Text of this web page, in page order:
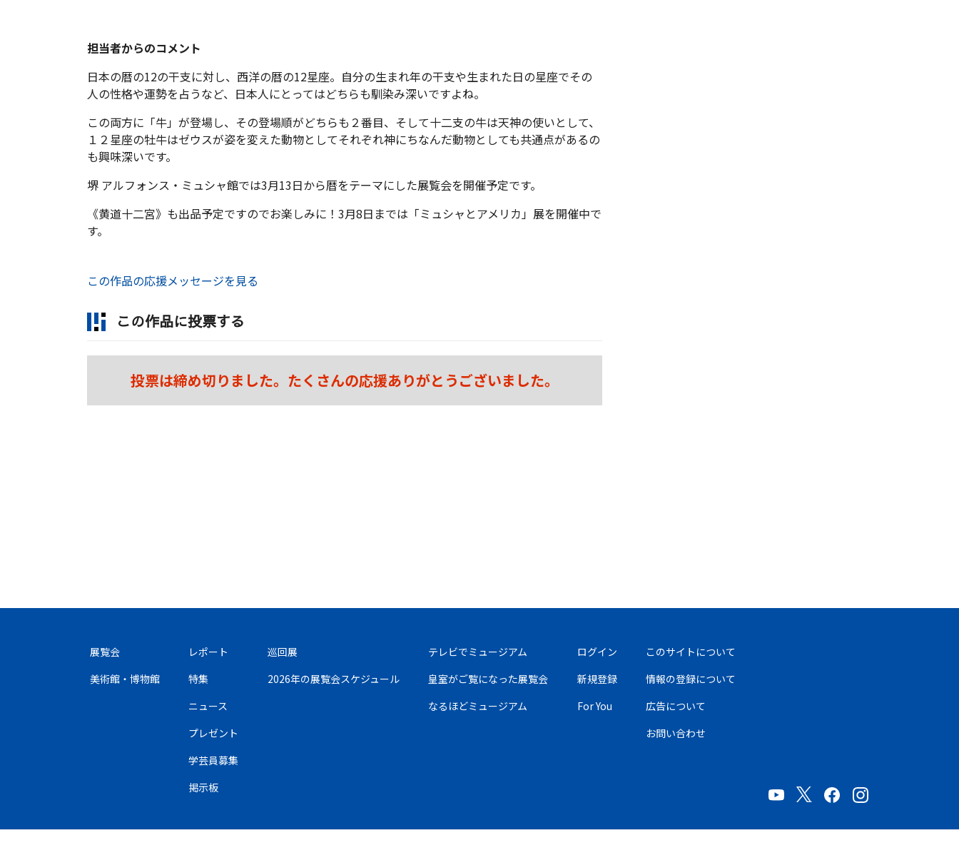
担当者からのコメント
日本の暦の12の干支に対し、西洋の暦の12星座。自分の生まれ年の干支や生まれた日の星座でその
人の性格や運勢を占うなど、日本人にとってはどちらも馴染み深いですよね。
この両方に「牛」が登場し、その登場順がどちらも２番目、そして十二支の牛は天神の使いとして、
１２星座の牡牛はゼウスが姿を変えた動物としてそれぞれ神にちなんだ動物としても共通点があるの
も興味深いです。
堺 アルフォンス・ミュシャ館では3月13日から暦をテーマにした展覧会を開催予定です。
《黄道十二宮》も出品予定ですのでお楽しみに！3月8日までは「ミュシャとアメリカ」展を開催中で
す。
この作品の応援メッセージを見る
この作品に投票する
投票は締め切りました。たくさんの応援ありがとうございました。
展覧会
美術館・博物館
レポート
特集
ニュース
プレゼント
学芸員募集
掲示板
巡回展
2026年の展覧会スケジュール
テレビでミュージアム
皇室がご覧になった展覧会
なるほどミュージアム
ログイン
新規登録
For You
このサイトについて
情報の登録について
広告について
お問い合わせ